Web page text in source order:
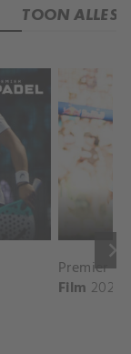
TOON ALLES
keyboard_arrow_right
Premier
Film 2026